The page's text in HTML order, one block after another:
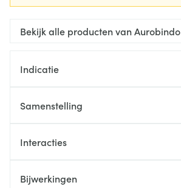
Bekijk alle producten van Aurobindo
Indicatie
Samenstelling
Interacties
Bijwerkingen